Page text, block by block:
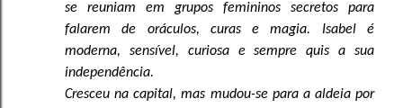
se reuniam em grupos femininos secretos para
falarem de oráculos, curas e magia. Isabel é
moderna, sensível, curiosa e sempre quis a sua
independência.
Cresceu na capital, mas mudou-se para a aldeia por